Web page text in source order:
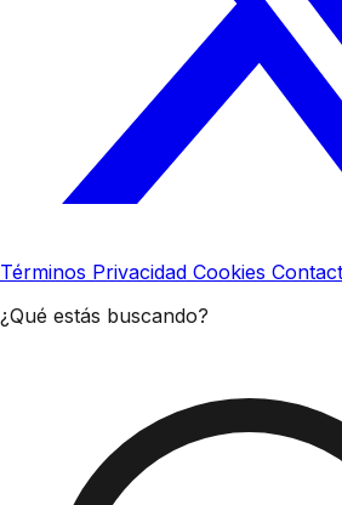
Términos Privacidad Cookies
¿Qué estás buscando?